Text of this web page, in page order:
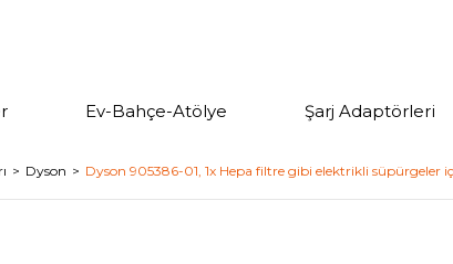
Ev-Bahçe-Atölye Şarj Adaptörleri
Dyson Dyson 905386-01, 1x Hepa filtre gibi elektrikli süpürgeler